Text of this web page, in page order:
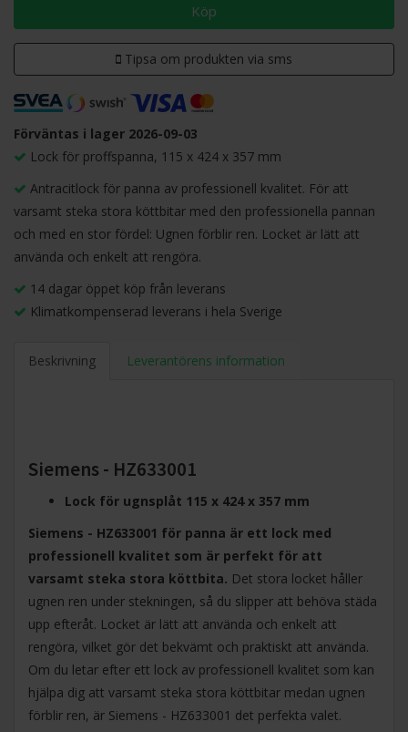
Köp
Tipsa om produkten via sms
Förväntas i lager 2026-09-03
Lock för proffspanna, 115 x 424 x 357 mm
Antracitlock för panna av professionell kvalitet. För att
varsamt steka stora köttbitar med den professionella pannan
och med en stor fördel: Ugnen förblir ren. Locket är lätt att
använda och enkelt att rengöra.
14 dagar öppet köp från leverans
Klimatkompenserad leverans i hela Sverige
Beskrivning Leverantörens information
Siemens - HZ633001
Lock för ugnsplåt 115 x 424 x 357 mm
Siemens - HZ633001 för panna är ett lock med
professionell kvalitet som är perfekt för att
varsamt steka stora köttbita. Det stora locket håller
ugnen ren under stekningen, så du slipper att behöva städa
upp efteråt. Locket är lätt att använda och enkelt att
rengöra, vilket gör det bekvämt och praktiskt att använda.
Om du letar efter ett lock av professionell kvalitet som kan
hjälpa dig att varsamt steka stora köttbitar medan ugnen
förblir ren, är Siemens - HZ633001 det perfekta valet.